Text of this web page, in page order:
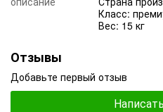
Класс:
Вес: 15 кг
Отзывы
Добавьте первый отзыв